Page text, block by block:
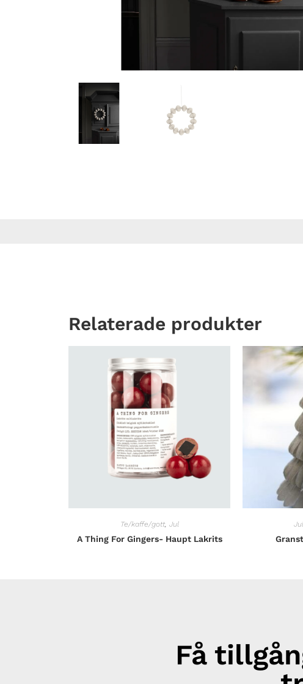
Relaterade produkter
Te/kaffe/gott, Jul
A Thing For Gingers- Haupt Lakrits
Jul
Få